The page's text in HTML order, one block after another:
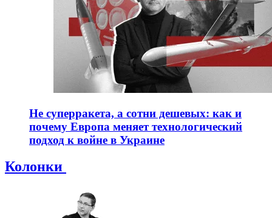
Не суперракета, а сотни дешевых: как и
почему Европа меняет технологический
подход к войне в Украине
Колонки